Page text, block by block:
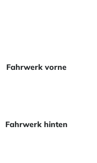
Fahrwerk vorne
Fahrwerk hinten